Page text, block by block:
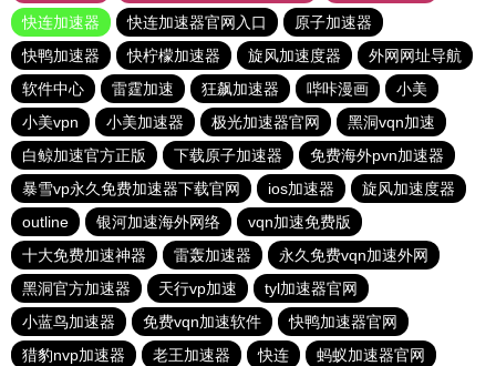
快连加速器
快连加速器官网入口
原子加速器
快鸭加速器
快柠檬加速器 旋风加速度器
外网网址导航
软件中心
雷霆加速 狂飙加速器 哔咔漫画
小美
小美vpn
小美加速器 极光加速器官网
黑洞vqn加速
白鲸加速官方正版
下载原子加速器
免费海外pvn加速器
暴雪vp永久免费加速器下载官网
ios加速器
旋风加速度器
outline
银河加速海外网络
vqn加速免费版
十大免费加速神器
雷轰加速器
永久免费vqn加速外网
黑洞官方加速器
天行vp加速
tyl加速器官网
小蓝鸟加速器
免费vqn加速软件
快鸭加速器官网
猎豹nvp加速器
老王加速器 快连
蚂蚁加速器官网